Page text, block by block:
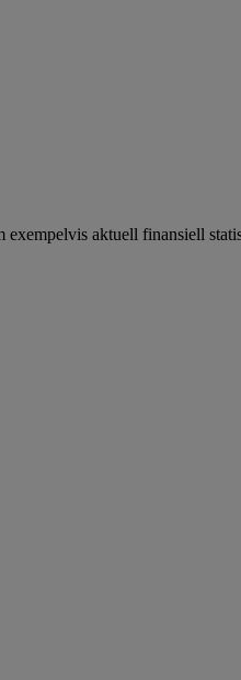
aktuell finansiell